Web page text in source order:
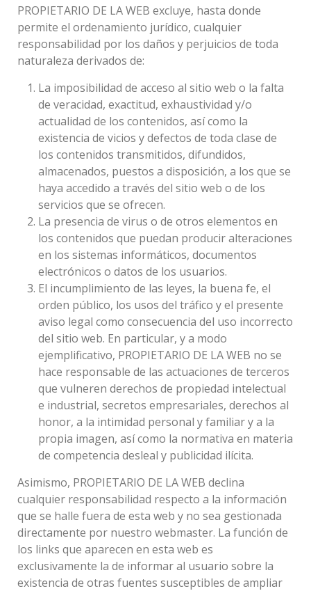
PROPIETARIO DE LA WEB excluye, hasta donde
permite el ordenamiento jurídico, cualquier
responsabilidad por los daños y perjuicios de toda
naturaleza derivados de:
La imposibilidad de acceso al sitio web o la falta
de veracidad, exactitud, exhaustividad y/o
actualidad de los contenidos, así como la
existencia de vicios y defectos de toda clase de
los contenidos transmitidos, difundidos,
almacenados, puestos a disposición, a los que se
haya accedido a través del sitio web o de los
servicios que se ofrecen.
La presencia de virus o de otros elementos en
los contenidos que puedan producir alteraciones
en los sistemas informáticos, documentos
electrónicos o datos de los usuarios.
El incumplimiento de las leyes, la buena fe, el
orden público, los usos del tráfico y el presente
aviso legal como consecuencia del uso incorrecto
del sitio web. En particular, y a modo
ejemplificativo, PROPIETARIO DE LA WEB no se
hace responsable de las actuaciones de terceros
que vulneren derechos de propiedad intelectual
e industrial, secretos empresariales, derechos al
honor, a la intimidad personal y familiar y a la
propia imagen, así como la normativa en materia
de competencia desleal y publicidad ilícita.
Asimismo, PROPIETARIO DE LA WEB declina
cualquier responsabilidad respecto a la información
que se halle fuera de esta web y no sea gestionada
directamente por nuestro webmaster. La función de
los links que aparecen en esta web es
exclusivamente la de informar al usuario sobre la
existencia de otras fuentes susceptibles de ampliar